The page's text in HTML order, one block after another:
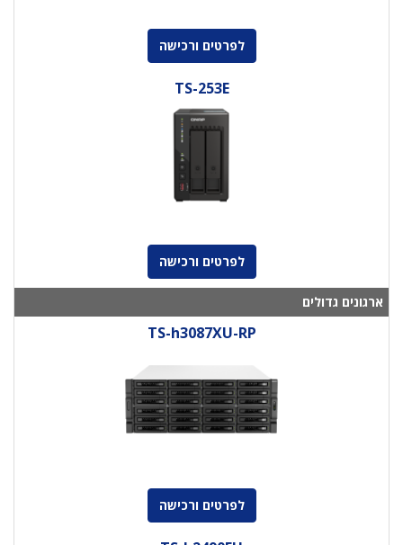
לפרטים ורכישה
TS-253E
לפרטים ורכישה
ארגונים גדולים
TS-h3087XU-RP
לפרטים ורכישה